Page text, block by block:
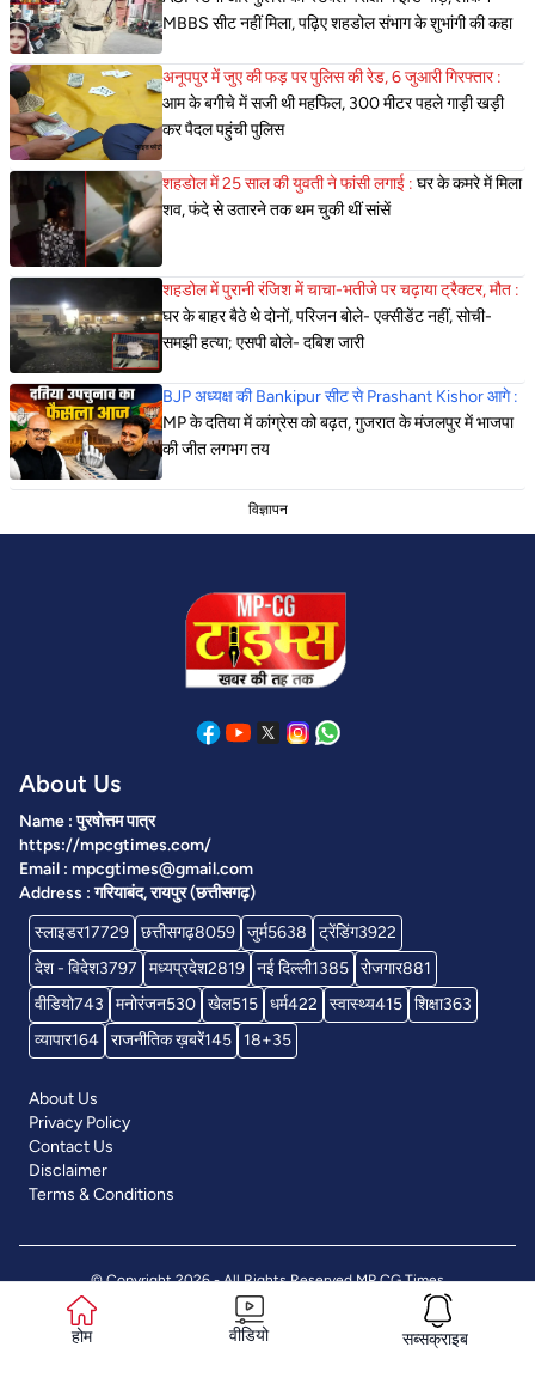
होम वीडियो सब्सक्राइब
MBBS सीट नहीं मिला, पढ़िए शहडोल संभाग के शुभांगी की कहा
अनूपपुर में जुए की फड़ पर पुलिस की रेड, 6 जुआरी गिरफ्तार :
आम के बगीचे में सजी थी महफिल, 300 मीटर पहले गाड़ी खड़ी
कर पैदल पहुंची पुलिस
शहडोल में 25 साल की युवती ने फांसी लगाई : घर के कमरे में मिला
शव, फंदे से उतारने तक थम चुकी थीं सांसें
शहडोल में पुरानी रंजिश में चाचा-भतीजे पर चढ़ाया ट्रैक्टर, मौत :
घर के बाहर बैठे थे दोनों, परिजन बोले- एक्सीडेंट नहीं, सोची-
समझी हत्या; एसपी बोले- दबिश जारी
BJP अध्यक्ष की Bankipur सीट से Prashant Kishor आगे :
MP के दतिया में कांग्रेस को बढ़त, गुजरात के मंजलपुर में भाजपा
की जीत लगभग तय
विज्ञापन
About Us
Name : पुरषोत्तम पात्र
https://mpcgtimes.com/
Email : mpcgtimes@gmail.com
Address : गरियाबंद, रायपुर (छत्तीसगढ़)
स्लाइडर17729 छत्तीसगढ़8059 जुर्म5638 ट्रेंडिंग3922
देश - विदेश3797 मध्यप्रदेश2819 नई दिल्ली1385 रोजगार881
वीडियो743 मनोरंजन530 खेल515 धर्म422 स्वास्थ्य415 शिक्षा363
व्यापार164 राजनीतिक ख़बरें145 18+35
About Us
Privacy Policy
Contact Us
Disclaimer
Terms & Conditions
© Copyright 2026 - All Rights ReservedMP CG Times